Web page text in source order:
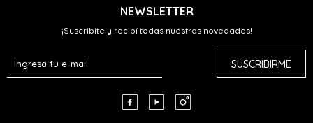
NEWSLETTER
¡Suscribite y recibí todas nuestras novedades!
SUSCRIBIRME
  